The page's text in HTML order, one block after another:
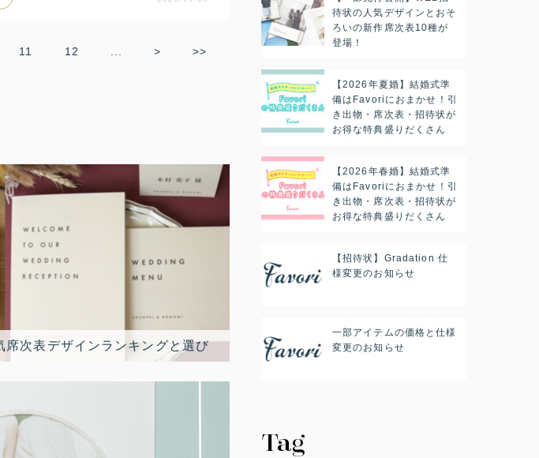
11 12 > >>
待状の人気デザインとおそ
ろいの新作席次表10種が
登場！
【2026年夏婚】結婚式準
備はFavoriにおまかせ！引
き出物・席次表・招待状が
お得な特典盛りだくさん
【2026年春婚】結婚式準
備はFavoriにおまかせ！引
き出物・席次表・招待状が
お得な特典盛りだくさん
【招待状】Gradation 仕
様変更のお知らせ
一部アイテムの価格と仕様
変更のお知らせ
Tag